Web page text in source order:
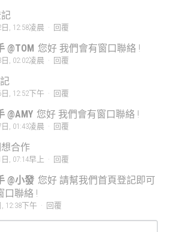
, 12:58凌晨 · 回覆
@TOM 您好 我們會有窗口聯絡 !
, 02:02凌晨 · 回覆
日, 12:52下午 · 回覆
@AMY 您好 我們會有窗口聯絡 !
, 01:43凌晨 · 回覆
合作
, 07:14早上 · 回覆
@小發 您好 請幫我們首頁登記即可
口聯絡 !
12:38下午 · 回覆